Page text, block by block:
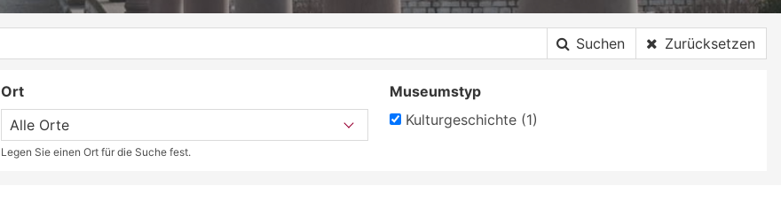
Suchen Zurücksetzen
Ort
Legen Sie einen Ort für die Suche fest.
Museumstyp
Kulturgeschichte (1)